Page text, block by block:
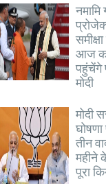
नमामि
आज
पहुंचेंगे
मोदी
मोदी
तीन
महीने
पूरा